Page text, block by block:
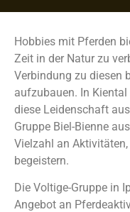
Hobbies mit Pferden
Zeit in der Natur zu
Verbindung zu diesen
aufzubauen. In
diese Leidenschaft
Gruppe Biel-Bienne
Vielzahl an
begeistern.
Die Voltige-Gruppe in
Angebot an